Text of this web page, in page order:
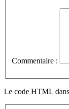
Commentaire :
Le code HTML dans